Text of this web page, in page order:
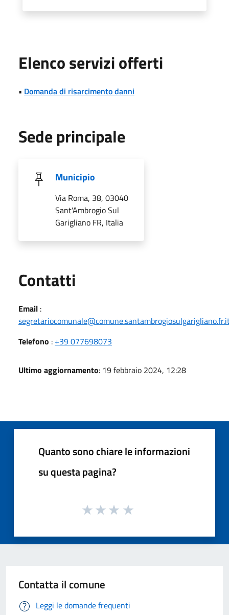
Elenco servizi offerti
• Domanda di risarcimento danni
Sede principale
Municipio
Via Roma, 38, 03040
Sant'Ambrogio Sul
Garigliano FR, Italia
Contatti
Email :
Telefono : +39 077698073
Ultimo aggiornamento: 19 febbraio 2024, 12:28
Quanto sono chiare le informazioni
su questa pagina?
Contatta il comune
Leggi le domande frequenti